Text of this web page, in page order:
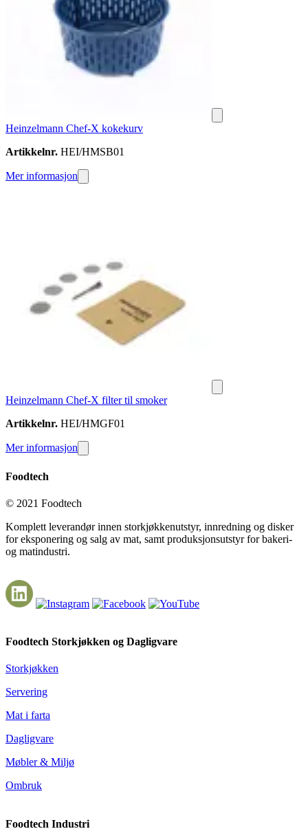
Heinzelmann Chef-X kokekurv
Artikkelnr. HEI/HMSB01
Mer informasjon
Heinzelmann Chef-X filter til smoker
Artikkelnr. HEI/HMGF01
Mer informasjon
Foodtech
© 2021 Foodtech
Komplett leverandør innen storkjøkkenutstyr, innredning og disker
for eksponering og salg av mat, samt produksjonsutstyr for bakeri-
og matindustri.
Foodtech Storkjøkken og Dagligvare
Storkjøkken
Servering
Mat i farta
Dagligvare
Møbler & Miljø
Ombruk
Foodtech Industri